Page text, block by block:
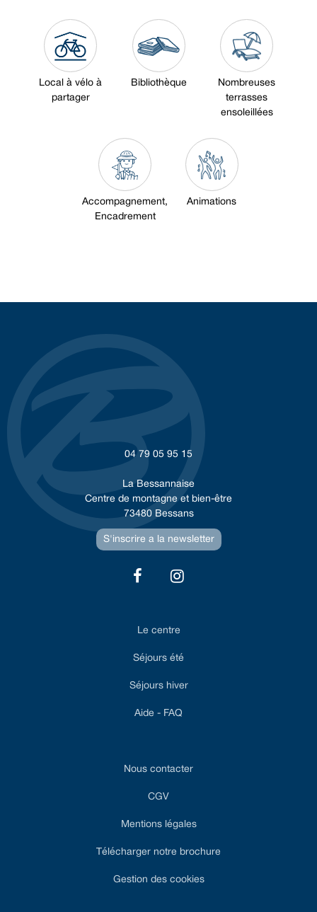
Local à vélo à
partager
Bibliothèque
Nombreuses
terrasses
ensoleillées
Accompagnement,
Encadrement
Animations
04 79 05 95 15
La Bessannaise
Centre de montagne et bien-être
73480 Bessans
S'inscrire a la newsletter
Le centre
Séjours été
Séjours hiver
Aide - FAQ
Nous contacter
CGV
Mentions légales
Télécharger notre brochure
Gestion des cookies